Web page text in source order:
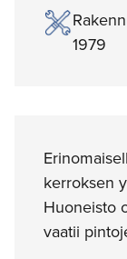
1979
kerroksen
Huoneisto
vaatii